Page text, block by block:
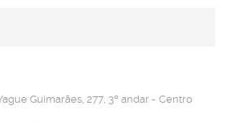
Guimarães, 277, 3º andar - Centro